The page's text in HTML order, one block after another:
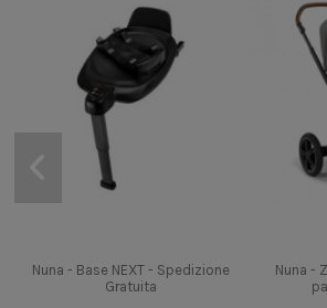
Nuna - Base NEXT - Spedizione
Gratuita
Nuna -